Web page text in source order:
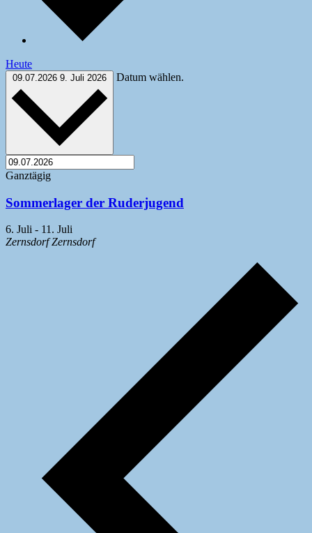
Heute
09.07.2026 9. Juli 2026 Datum wählen.
Ganztägig
Sommerlager der Ruderjugend
6. Juli - 11. Juli
ZernsdorfZernsdorf